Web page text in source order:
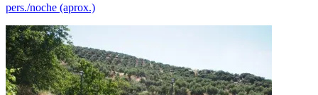
pers./noche (aprox.)